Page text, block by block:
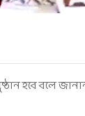
হবে বলে